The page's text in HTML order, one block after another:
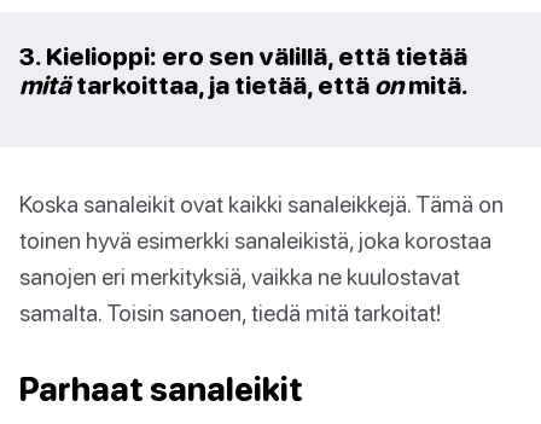
3. Kielioppi: ero sen välillä, että tietää
mitätarkoittaa, ja tietää, että onmitä.
Koska sanaleikit ovat kaikki sanaleikkejä. Tämä on
toinen hyvä esimerkki sanaleikistä, joka korostaa
sanojen eri merkityksiä, vaikka ne kuulostavat
samalta. Toisin sanoen, tiedä mitä tarkoitat!
Parhaat sanaleikit